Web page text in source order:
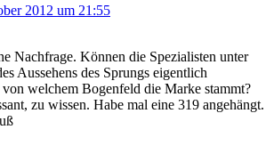
2012 um 21:55
Nachfrage. Können die Spezialisten unter
Aussehens des Sprungs eigentlich
von welchem Bogenfeld die Marke stammt?
zu wissen. Habe mal eine 319 angehängt.